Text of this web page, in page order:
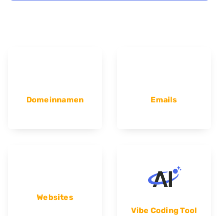
Domeinnamen Emails
Websites
Vibe Coding Tool